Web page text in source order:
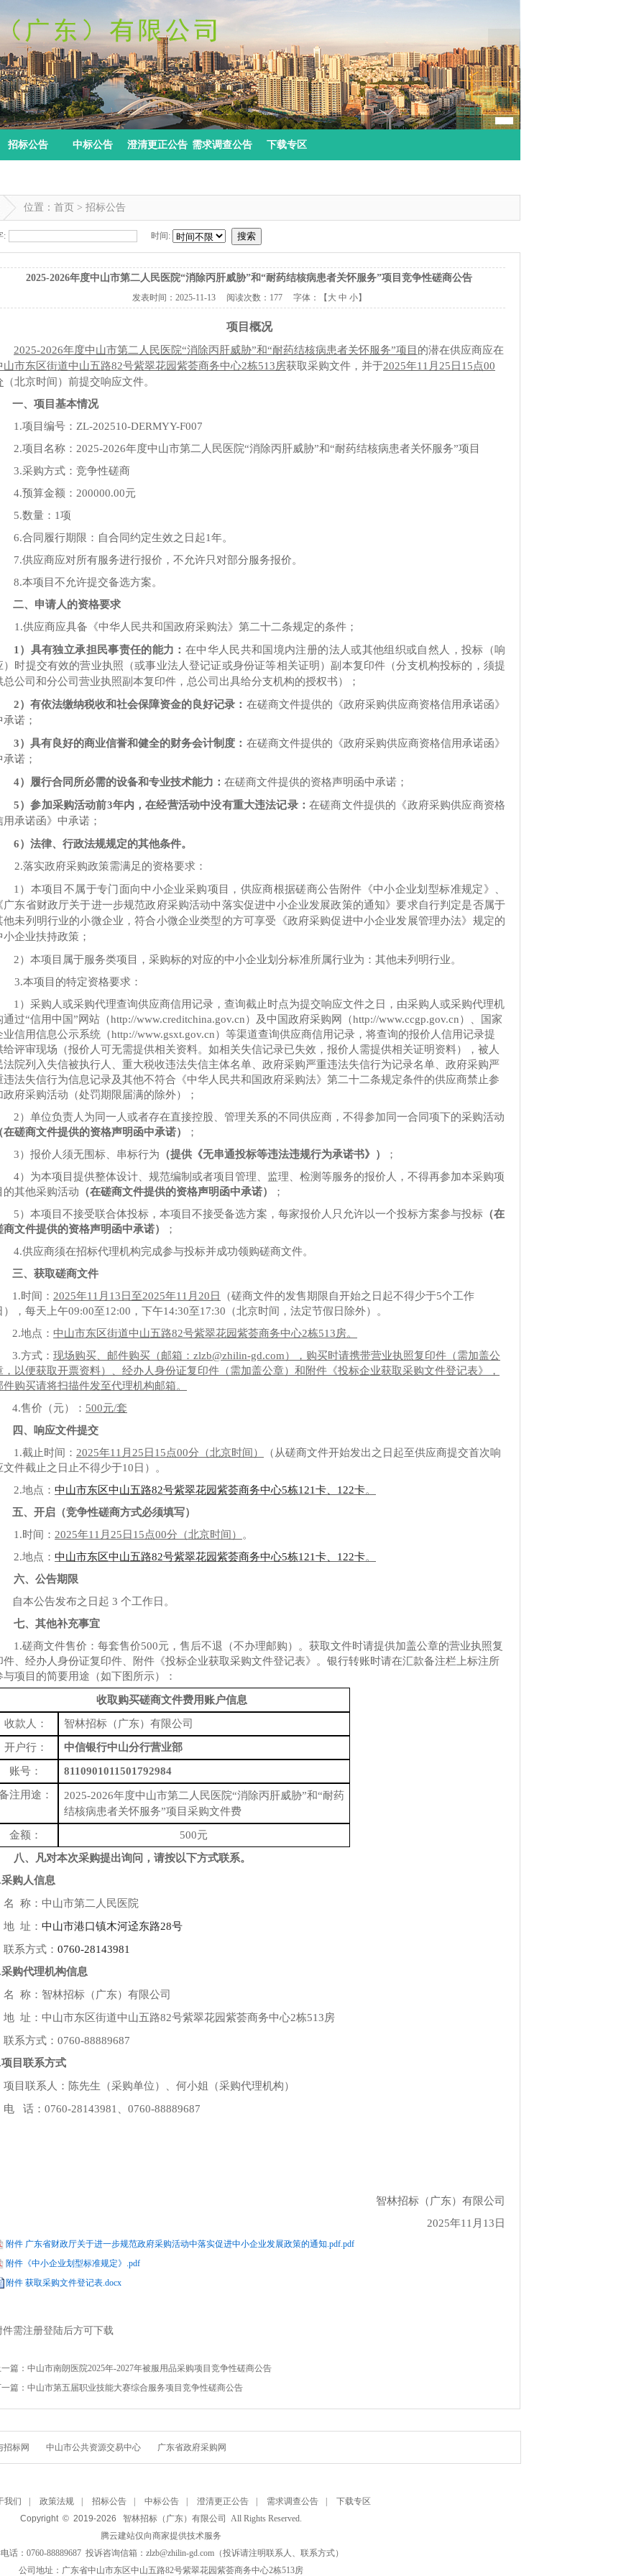
招标公告 中标公告 澄清更正公告 需求调查公告 下载专区
位置：首页 > 招标公告
: 时间: 搜索
2025-2026年度中山市第二人民医院“消除丙肝威胁”和“耐药结核病患者关怀服务”项目竞争性磋商公告
发表时间： 2025-11-13阅读次数： 177 字体：【 大 中 小】
项目概况
2025-2026年度中山市第二人民医院“消除丙肝威胁”和“耐药结核病患者关怀服务”项目 的潜在供应商应在
山市东区街道中山五路82号紫翠花园紫荟商务中心2栋513房获取采购文件，并于2025年11 月 25 日 15点00
（北京时间）前提交响应文件。
一、项目基本情况
1.项目编号： ZL-202510-DERMYY-F007
2.项目名称： 2025-2026年度中山市第二人民医院“消除丙肝威胁”和“耐药结核病患者关怀服务”项目
3.采购方式：竞争性磋商
4.预算金额： 200000.00元
5.数量： 1项
6.合同履行期限： 自合同约定生效之日起1年。
7.供应商应对所有服务进行报价， 不允许只对部分 服务报价。
8.本项目不允许提交备选方案。
二、 申请人的资格要求
1.供应商应具备《中华人民共和国政府采购法》第二十二条规定的条件；
1）具有独立承担民事责任的能力： 在中华人民共和国境内注册的法人或其他组织或自然人，投标（响
）时提交有效的营业执照（或事业法人登记证或身份证等相关证明）副本复印件（分支机构投标的，须提
总公司和分公司营业执照副本复印件，总公司出具给分支机构的授权书）；
2）有依法缴纳税收和社会保障资金的良好记录： 在磋商文件提供的《政府采购供应商资格信用承诺函》
承诺；
3）具有良好的商业信誉和健全的财务会计制度： 在磋商文件提供的《政府采购供应商资格信用承诺函》
承诺；
4）履行合同 所必需的设备和专业技术能力： 在磋商文件提供的资格声明函中承诺；
5）参加采购活动前3年内，在经营活动中没有重大违法记录： 在磋商文件提供的《政府采购供应商资格
用承诺函》中承诺；
6）法律、行政法规规定的其他条件。
2.落实政府采购政策需满足的资格要求：
1）本项目 不属于专门面向中小企业采购项目，供应商根据磋商公告附件《中小企业划型标准规定》、
广东省财政厅关于进一步规范政府采购活动中落实促进中小企业发展政策的通知》要求自行判定是否属于
他未列明行业的小微企业，符合小微企业类型的方可享受《政府采购促进中小企业发展管理办法》规定的
小企业扶持政策；
2）本项目属于服务类项目，采购标的对应的中小企业划分标准所属行业为： 其他未列明行业。
3.本项目的特定资格要求：
1）采购人或采购代理查询供应商信用记录，查询截止时点为提交响应文件之日，由采购人或采购代理机
通过“信用中国”网站（http://www.creditchina.gov.cn）及中国政府采购网（http://www.ccgp.gov.cn）
、国家
业信用信息公示系统（http://www.gsxt.gov.cn） 等渠道查询供应商信用记录，将查询的报价人信用记录提
给评审现场（报价人可无需提供相关资料。如相关失信记录已失效，报价人需提供相关证明资料），被人
法院列入失信被执行人、重大税收违法失信主体名单、政府采购严重违法失信行为记录名单、政府采购严
违法失信行为信息记录及其他不符合《中华人民共和国政府采购法》第二十二条规定条件的供应商禁止参
政府采购活动（处罚期限届满的除外）；
2）单位负责人为同一人或者存在直接控股、管理关系的不同供应商，不得参加同一合同项下的采购活动
在磋商文件提供的资格声明函中承诺）
；
3）报价人须无围标、串标行为 （提供《无串通投标等违法违规行为承诺书》）
；
4）为本项目提供整体设计、规范编制或者项目管理、监理、检测等服务的报价人，不得再参加本采购项
的其他采购活动 （在磋商文件提供的资格声明函中承诺）
；
5）本项目不接受联合体投标，本项目不接受备选方案，每家报价人只允许以一个投标方案参与投标 （在
商文件提供的资格声明函中承诺）
；
4.供应商须在招标代理机构完成参与投标并成功领购磋商文件。
三、 获取磋商文件
1 .时间： 2025年11 月 13 日至2025年11 月 20 日 （磋商文件的发售期限自开始之日起不得少于5个工作
），每天上午09:00至12:00，下午14:30至17:30（北京时间，法定节假日除外）。
2.地点： 中山市东区街道中山五路82号紫翠花园紫荟商务中心2栋513房。
3.方式： 现场购买、邮件购买（邮箱： zlzb@zhilin-gd.com），购买时请携带营业执照复印件（需加盖公
，以便获取开票资料）、经办人身份证复印件（需加盖公章）和附件《投标企业获取采购文件登记表》，
件购买请将扫描件发至代理机构邮箱。
4.售价（元）： 500元/套
四、
响应文件提交
1.截止时间： 2025年11 月 25 日 15点00分（北京时间） （ 从磋商文件开始发出之日起至供应商提交首次响
文件截止之日止不得少于10日 ）。
2.地点： 中山市东区中山五路82号紫翠花园紫荟商务中心5栋121卡、122卡。
五、 开启（竞争性磋商方式必须填写）
1.时间： 2025年11 月 25 日 15点00分（北京时间）
。
2.地点： 中山市东区中山五路82号紫翠花园紫荟商务中心5栋121卡、122卡。
六、 公告期限
自本公告发布之日起 3 个工作日。
七、 其他补充事宜
1.磋商文件售价：每套售价500元，售后不退（不办理邮购）。获取文件时请提供加盖公章的营业执照复
件、经办人身份证复印件、附件《投标企业获取采购文件登记表》。银行转账时请在汇款备注栏上标注所
与项目的简要用途（如下图所示）：
收取购买磋商文件费用账户信息
收款人： 智林招标（广东）有限公司
开户行： 中信银行中山分行营业部
账号： 8110901011501792984
注用途：
2025-2026年度中山市第二人民医院“消除丙肝威胁”和“耐药
结核病患者关怀服务”项目 采购文件费
金额：
500元
八、
凡对本次采购提出询问，请按以下方式联系。
购人信息
名
称： 中山市第二人民医院
地 址： 中山市港口镇木河迳东路28号
联系方式： 0760-28143981
购代理机构信息
名
称：智林招标（广东）有限公司
地 址：中山市东区街道中山五路82号紫翠花园紫荟商务中心2栋513房
联系方式： 0760-88889687
目联系方式
项目联系人： 陈先生（采购单位）、 何小姐
（采购代理机构）
电
话：0760-28143981、0760-88889687
智林招标（广东）有限公司
2025年11 月 13 日
附件 广东省财政厅关于进一步规范政府采购活动中落实促进中小企业发展政策的通知.pdf.pdf
附件《中小企业划型标准规定》.pdf
附件 获取采购文件登记表.docx
件需注册登陆后方可下载
篇： 中山市南朗医院2025年-2027年被服用品采购项目竞争性磋商公告
篇： 中山市第五届职业技能大赛综合服务项目竞争性磋商公告
招标网 中山市公共资源交易中心 广东省政府采购网
我们 政策法规 招标公告 中标公告 澄清更正公告 需求调查公告
下载专区
Copyright © 2019-2026
智林招标（广东）有限公司 All Rights Reserved.
腾云建站仅向商家提供技术服务
话：0760-88889687 投诉咨询信箱：zlzb@zhilin-gd.com（投诉请注明联系人、联系方式）
公司地址：广东省中山市东区中山五路82号紫翠花园紫荟商务中心2栋513房